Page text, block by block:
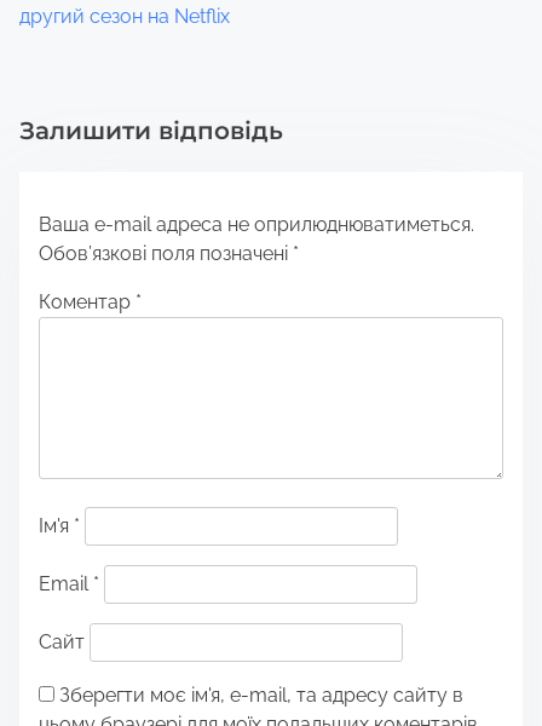
другий сезон на Netflix
Залишити відповідь
Ваша e-mail адреса не оприлюднюватиметься.
Обов’язкові поля позначені *
Коментар *
Ім'я *
Email *
Сайт
Зберегти моє ім'я, e-mail, та адресу сайту в